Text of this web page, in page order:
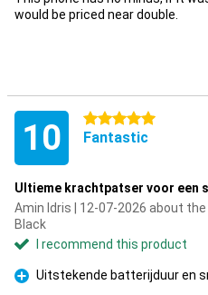
would be priced near double.
10 5 stars
Fantastic
Ultieme krachtpatser voor een
Amin Idris | 12-07-2026 about the
Black
I recommend this product
Pro
Uitstekende batterijduur en